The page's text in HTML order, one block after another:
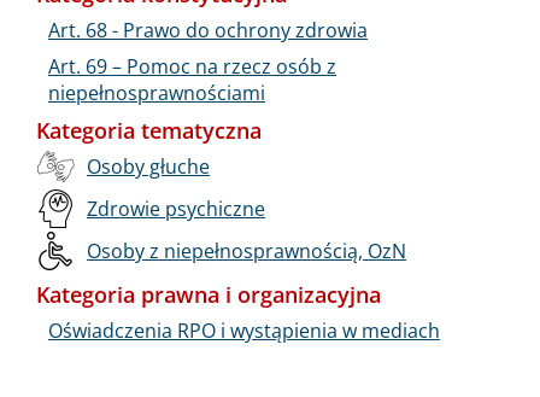
Art. 68 - Prawo do ochrony zdrowia
Art. 69 – Pomoc na rzecz osób z
niepełnosprawnościami
Kategoria tematyczna
Osoby głuche
Zdrowie psychiczne
Osoby z niepełnosprawnością, OzN
Kategoria prawna i organizacyjna
Oświadczenia RPO i wystąpienia w mediach